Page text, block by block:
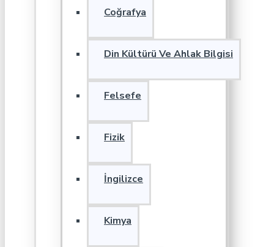
Coğrafya
Din Kültürü Ve Ahlak Bilgisi
Felsefe
Fizik
İngilizce
Kimya